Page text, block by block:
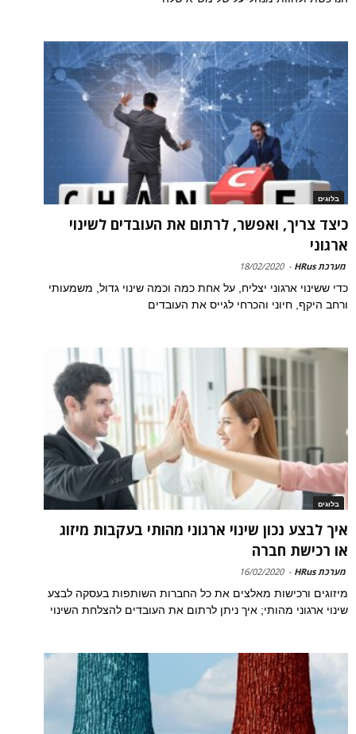
בלוגים
כיצד צריך, ואפשר, לרתום את העובדים לשינוי
ארגוני
מערכת HRus -
18/02/2020
כדי ששינוי ארגוני יצליח, על אחת כמה וכמה שינוי גדול, משמעותי
ורחב היקף, חיוני והכרחי לגייס את העובדים
בלוגים
איך לבצע נכון שינוי ארגוני מהותי בעקבות מיזוג
או רכישת חברה
מערכת HRus -
16/02/2020
מיזוגים ורכישות מאלצים את כל החברות השותפות בעסקה לבצע
שינוי ארגוני מהותי; איך ניתן לרתום את העובדים להצלחת השינוי